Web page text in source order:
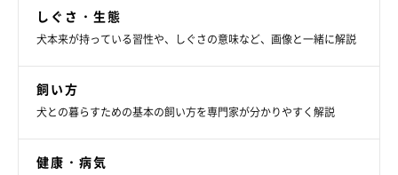
しぐさ・生態
犬本来が持っている習性や、しぐさの意味など、画像と一緒に解説
飼い方
犬との暮らすための基本の飼い方を専門家が分かりやすく解説
健康・病気